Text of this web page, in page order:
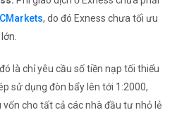
ICMarkets, do đó Exness chưa tối ưu
là chỉ yêu cầu số tiền nạp tối thiểu
sử dụng đòn bẩy lên tới 1:2000,
cho tất cả các nhà đầu tư nhỏ lẻ